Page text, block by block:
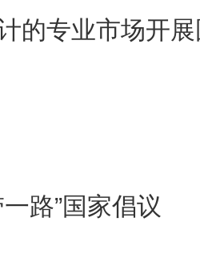
的专业市场开
路”国家倡议